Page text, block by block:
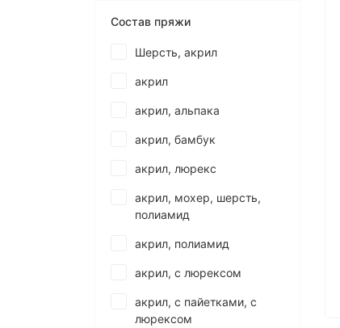
Состав пряжи
Шерсть, акрил
акрил
акрил, альпака
акрил, бамбук
акрил, люрекс
акрил, мохер, шерсть,
полиамид
акрил, полиамид
акрил, с люрексом
акрил, с пайетками, с
люрексом